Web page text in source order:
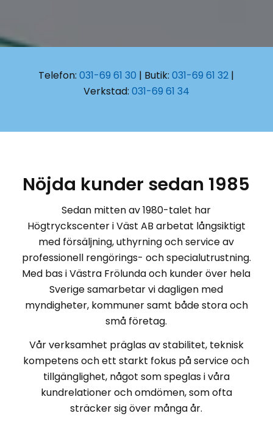
Telefon:031-69 61 30 | Butik:031-69 61 32 |
Verkstad: 031-69 61 34
Nöjda kunder sedan 1985
Sedan mitten av 1980-talet har
Högtryckscenter i Väst AB arbetat långsiktigt
med försäljning, uthyrning och service av
professionell rengörings- och specialutrustning.
Med bas i Västra Frölunda och kunder över hela
Sverige samarbetar vi dagligen med
myndigheter, kommuner samt både stora och
små företag.
Vår verksamhet präglas av stabilitet, teknisk
kompetens och ett starkt fokus på service och
tillgänglighet, något som speglas i våra
kundrelationer och omdömen, som ofta
sträcker sig över många år.